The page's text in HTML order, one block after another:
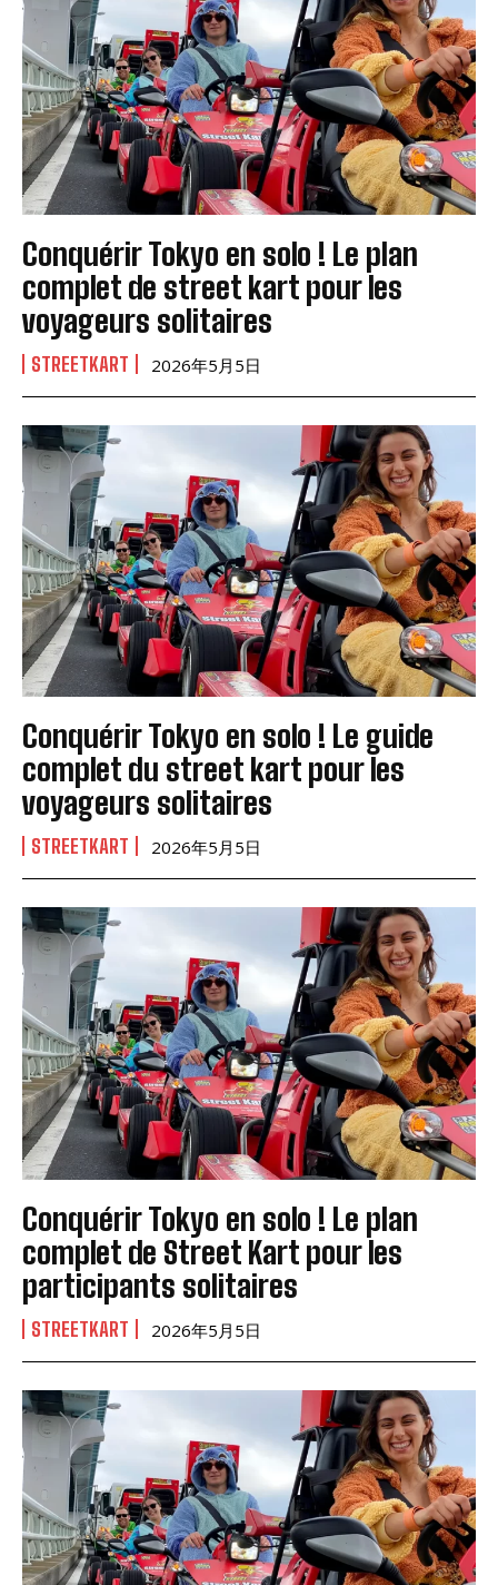
Conquérir Tokyo en solo ! Le plan
complet de street kart pour les
voyageurs solitaires
STREETKART 2026年5月5日
Conquérir Tokyo en solo ! Le guide
complet du street kart pour les
voyageurs solitaires
STREETKART 2026年5月5日
Conquérir Tokyo en solo ! Le plan
complet de Street Kart pour les
participants solitaires
STREETKART 2026年5月5日